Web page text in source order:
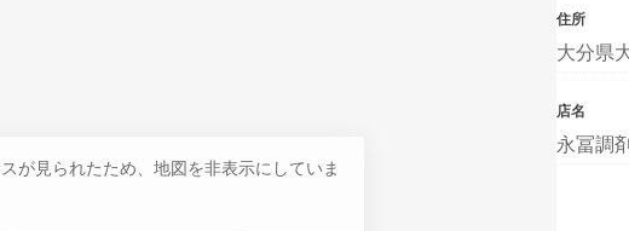
が見られたため、地図を非表示にしていま
住所
大分県
店名
永冨調